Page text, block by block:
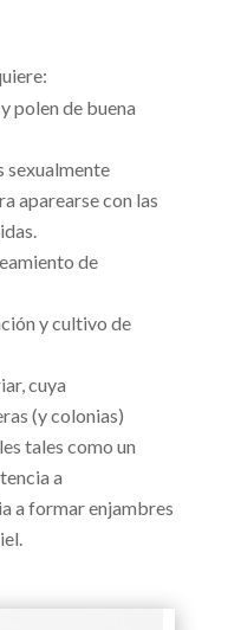
polen de buena
sexualmente
aparearse con las
de
y cultivo de
cuya
(y colonias)
tales como un
a
a formar enjambres